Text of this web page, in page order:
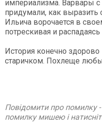
империализма. Варвары
придумали, как
Ильича ворочается в
потрескивая и
История конечно
старичком. Похлеще
Повідомити про помилку -
помилку мишею і